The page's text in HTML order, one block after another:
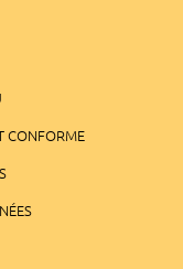
CONFORME